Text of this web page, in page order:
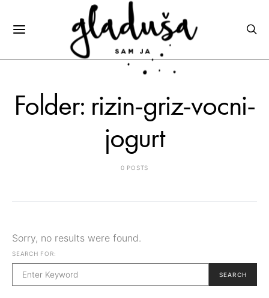
Folder: rizin-griz-vocni-
jogurt
0 POSTS
Sorry, no results were found.
SEARCH FOR:
SEARCH